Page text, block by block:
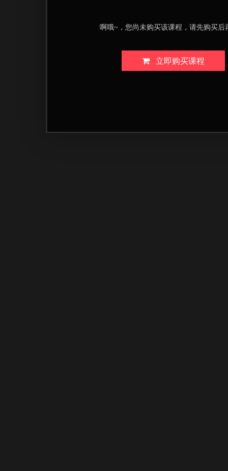
啊哦~，您尚未购买该课程，请先购买后
立即购买课程